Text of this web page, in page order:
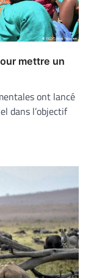
mettre un
ont lancé
dans l’objectif